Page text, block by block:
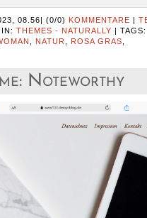
08.56| (0/0) KOMMENTARE |
THEMES - NATURALLY | TAGS:
NATUR ROSA GRAS
Noteworthy